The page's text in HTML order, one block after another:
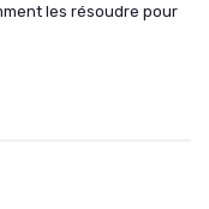
les résoudre pour